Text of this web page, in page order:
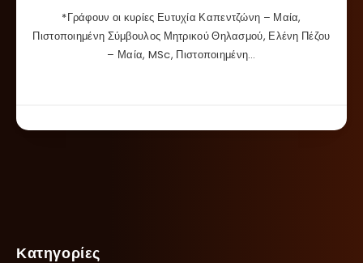
*Γράφουν οι κυρίες Ευτυχία Καπεντζώνη – Μαία,
Πιστοποιημένη Σύμβουλος Μητρικού Θηλασμού, Ελένη Πέζου
– Μαία, MSc, Πιστοποιημένη…
Κατηγορίες